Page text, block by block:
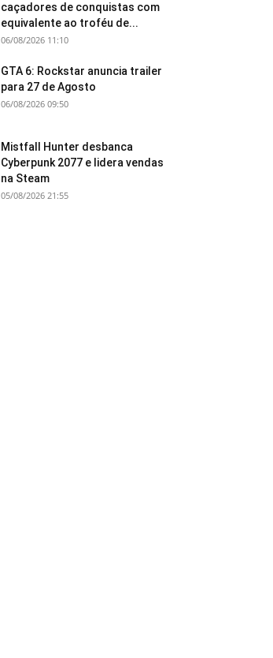
caçadores de conquistas com
equivalente ao troféu de...
06/08/2026 11:10
GTA 6: Rockstar anuncia trailer
para 27 de Agosto
06/08/2026 09:50
Mistfall Hunter desbanca
Cyberpunk 2077 e lidera vendas
na Steam
05/08/2026 21:55